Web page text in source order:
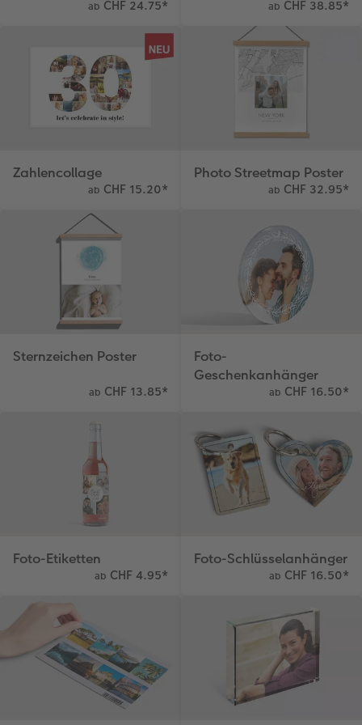
Kundengeschichten
Coffeetable Book «Art Collection»
Zubehör
Mehrteiler
Wandgestaltung
Zubehör
Foto-Leckerlidose
Neuheiten
ab CHF 24.75* ab CHF 38.85*
Zahlencollage
ab CHF 15.20*
Photo Streetmap Poster
ab CHF 32.95*
Sternzeichen Poster
ab CHF 13.85*
Foto-
Geschenkanhänger
ab CHF 16.50*
Foto-Etiketten
ab CHF 4.95*
Foto-Schlüsselanhänger
ab CHF 16.50*